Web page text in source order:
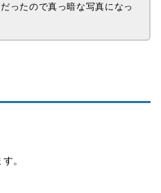
ったので真っ暗な写真になっ
。